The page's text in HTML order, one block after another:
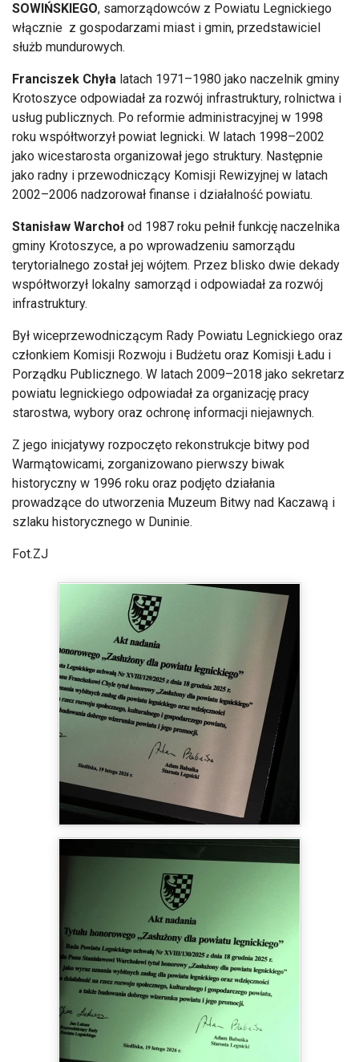
SOWIŃSKIEGO, samorządowców z Powiatu Legnickiego
włącznie z gospodarzami miast i gmin, przedstawiciel
służb mundurowych.
Franciszek Chyła latach 1971–1980 jako naczelnik gminy
Krotoszyce odpowiadał za rozwój infrastruktury, rolnictwa i
usług publicznych. Po reformie administracyjnej w 1998
roku współtworzył powiat legnicki. W latach 1998–2002
jako wicestarosta organizował jego struktury. Następnie
jako radny i przewodniczący Komisji Rewizyjnej w latach
2002–2006 nadzorował finanse i działalność powiatu.
Stanisław Warchoł od 1987 roku pełnił funkcję naczelnika
gminy Krotoszyce, a po wprowadzeniu samorządu
terytorialnego został jej wójtem. Przez blisko dwie dekady
współtworzył lokalny samorząd i odpowiadał za rozwój
infrastruktury.
Był wiceprzewodniczącym Rady Powiatu Legnickiego oraz
członkiem Komisji Rozwoju i Budżetu oraz Komisji Ładu i
Porządku Publicznego. W latach 2009–2018 jako sekretarz
powiatu legnickiego odpowiadał za organizację pracy
starostwa, wybory oraz ochronę informacji niejawnych.
Z jego inicjatywy rozpoczęto rekonstrukcje bitwy pod
Warmątowicami, zorganizowano pierwszy biwak
historyczny w 1996 roku oraz podjęto działania
prowadzące do utworzenia Muzeum Bitwy nad Kaczawą i
szlaku historycznego w Duninie.
Fot.ZJ